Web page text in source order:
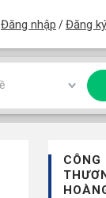
Đăng nhập /Đăng ký